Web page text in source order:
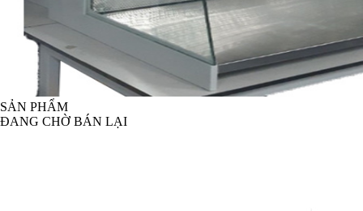
SẢN PHẨM
ĐANG CHỜ BÁN LẠI